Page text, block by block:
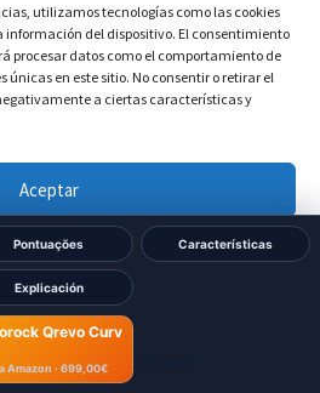
utilizamos tecnologías como las cookies
del dispositivo. El consentimiento
procesar datos como el comportamiento de
en este sitio. No consentir o retirar el
a ciertas características y
Aceptar
Denegar
preferencias
Política de Privacidad
Pontuações Características
Explicación
Qrevo Curv
Amazon · 699,00€
mm
450 mm